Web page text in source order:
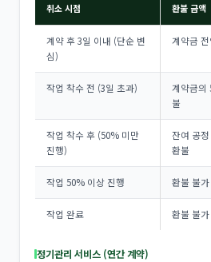
취소 시점 환불 금액
계약 후 3일 이내 (단순 변
심)
계약금
작업 착수 전 (3일 초과)
계약금의
불
작업 착수 후 (50% 미만
진행)
잔여 공
환불
작업 50% 이상 진행 환불 불가
작업 완료 환불 불가
정기관리 서비스 (연간 계약)